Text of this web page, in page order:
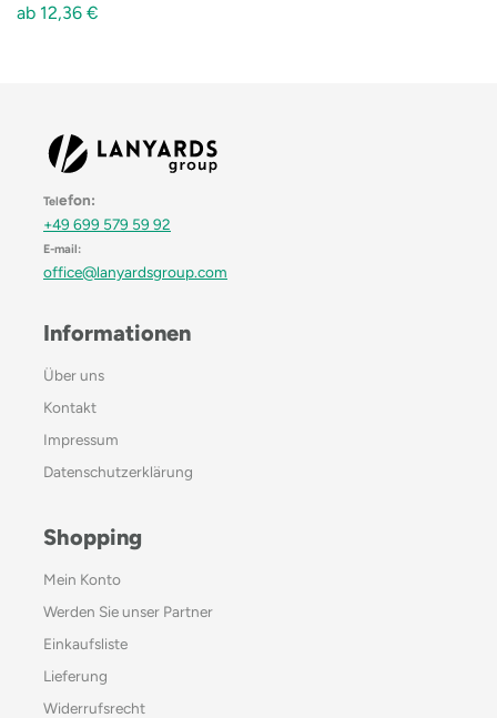
ab 12,36 €
Telefon:
+49 699 579 59 92
E-mail:
office@lanyardsgroup.com
Informationen
Über uns
Kontakt
Impressum
Datenschutzerklärung
Shopping
Mein Konto
Werden Sie unser Partner
Einkaufsliste
Lieferung
Widerrufsrecht